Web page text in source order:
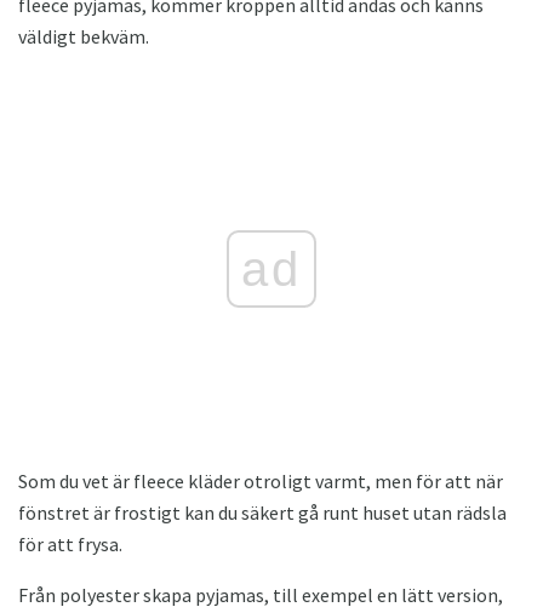
fleece pyjamas, kommer kroppen alltid andas och känns
väldigt bekväm.
ad
Som du vet är fleece kläder otroligt varmt, men för att när
fönstret är frostigt kan du säkert gå runt huset utan rädsla
för att frysa.
Från polyester skapa pyjamas, till exempel en lätt version,